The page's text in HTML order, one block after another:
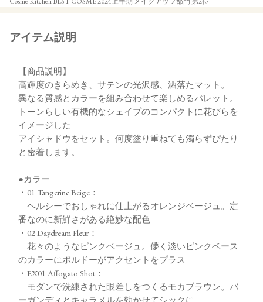
アイテム説明
【商品説明】
高輝度のきらめき、サテンの光沢感、洒落たマット。
異なる質感とカラーを組み合わせて楽しめるパレット。
トーンらしい有機的なシェイプのコンパクトに花びらを
イメージした
アイシャドウをセット。何度塗り重ねても濁らずぴたり
と密着します。
●カラー
・01 Tangerine Beige：
ヘルシーでおしゃれに仕上がるオレンジベージュ。定
番なのに新鮮さがある絶妙な配色
・02 Daydream Fleur：
花々のようなピンクベージュ。儚く淡いピンクベース
のカラーにボルドーがアクセントをプラス
・EX01 Affogato Shot：
モダンで洗練された眼差しをつくるモカブラウン。バ